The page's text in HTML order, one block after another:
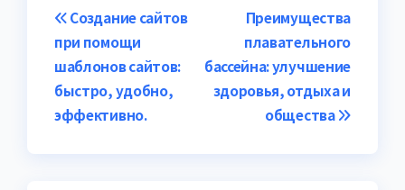
Навигация
по
записям
Преимущества
плавательного
бассейна: улучшение
здоровья, отдыха и
общества
Создание сайтов
при помощи
шаблонов сайтов:
быстро, удобно,
эффективно.